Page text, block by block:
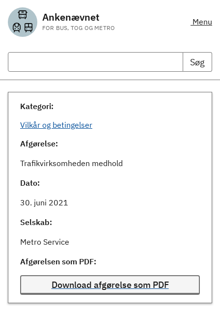
Ankenævnet
FOR BUS, TOG OG METRO
Menu
Søg
Kategori:
Vilkår og betingelser
Afgørelse:
Trafikvirksomheden medhold
Dato:
30. juni 2021
Selskab:
Metro Service
Afgørelsen som PDF:
Download afgørelse som PDF